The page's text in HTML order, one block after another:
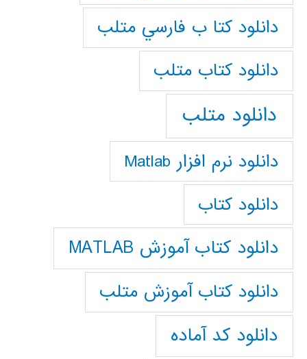
دانلود كتا ب فارسي متلب
دانلود كتاب متلب
دانلود متلب
دانلود نرم افزار Matlab
دانلود کتاب
دانلود کتاب آموزش MATLAB
دانلود کتاب آموزش متلب
دانلود کد آماده